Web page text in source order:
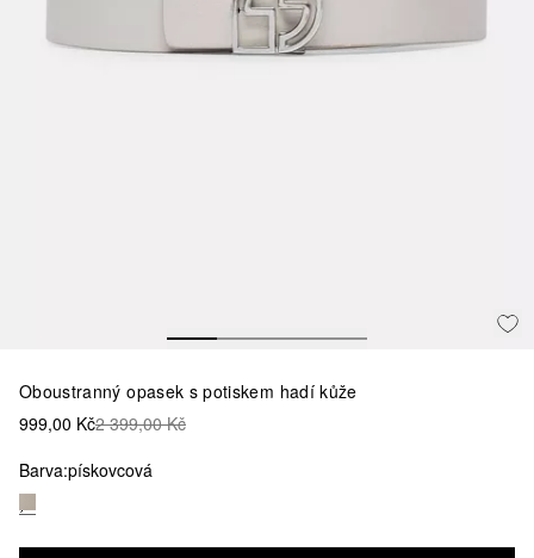
Oboustranný opasek s potiskem hadí kůže
999,00 Kč2 399,00 Kč
Barva:pískovcová